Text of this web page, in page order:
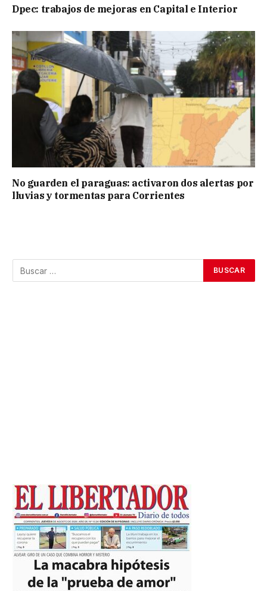
Dpec: trabajos de mejoras en Capital e Interior
No guarden el paraguas: activaron dos alertas por
lluvias y tormentas para Corrientes